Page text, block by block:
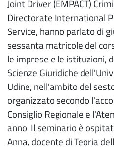
Joint Driver (EMPACT)
Directorate International
Service, hanno parlato di
sessanta matricole del
le imprese e le istituzioni,
Scienze Giuridiche
Udine, nell'ambito del
organizzato secondo
Consiglio Regionale e
anno. Il seminario è
Anna, docente di Teoria